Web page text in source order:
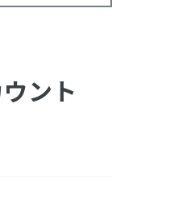
ント